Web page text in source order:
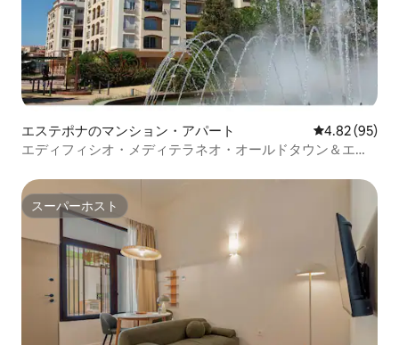
そこから旅行者は、州内の他の町や長距
離の目的地に移動することができます。
CTSA-Portillo社は、ターミナル1、2、3と
マルベーリャのバス停（Avda.Trapiche,
s/n）との間を1時間45分ごとに運行して
います。所要時間は45分です。 （
www.ctsa-portillo.com ）。 電車で
RENFE（www.renfe.es）のC1線は、マラ
ガとフエンヒローラ間を走行し、ターミ
ナル2（近くのT3）の前で停車します。電
車はマラガ中心部から空港まで14分、最
終停留所のフエンヒローラまで約45分か
かります。 タクシーで 空港の敷地内に
は、Unitaxi（+ 34 952 333 333 /
www.unitaxi.es）とRadiotaxi（+ 34 952
040 804）の2つのタクシー乗り場があり
ます。 お役立ち情報： マラガ・コスタ・
デル・ソル空港 フライトと航空会社につ
いての情報は www.aena.es。 コスタ・デ
ル・ソル・オクシデンタルへのアクセ
エステポナのマンション・アパート レビュー95
4.82 (95)
エディフィシオ・メディテラネオ・オールドタウン＆エア
スーパーホスト
スーパーホスト